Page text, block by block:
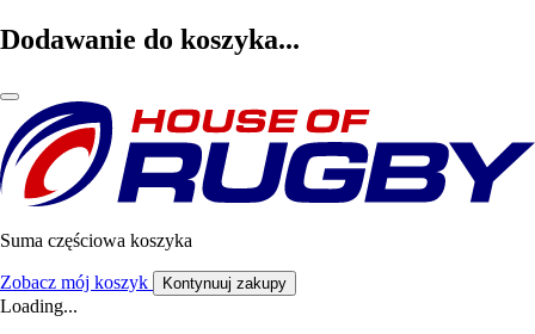
Dodawanie do koszyka...
Suma częściowa koszyka
Zobacz mój koszyk Kontynuuj zakupy
Loading...